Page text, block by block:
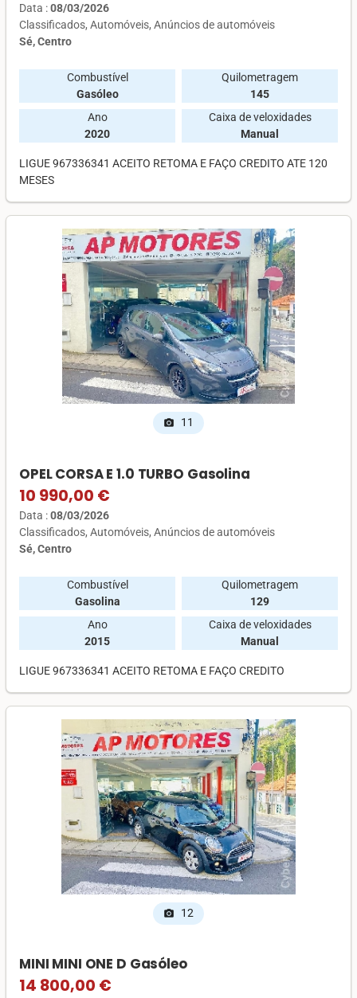
Data :08/03/2026
Classificados Automóveis Anúncios de automóveis
Sé, Centro
Combustível
Gasóleo
Quilometragem
145
Ano
2020
Caixa de veloxidades
Manual
LIGUE 967336341 ACEITO RETOMA E FAÇO CREDITO ATE 120
MESES
photo_camera 11
OPEL CORSA E 1.0 TURBO Gasolina
10 990,00 €
Data :08/03/2026
Classificados Automóveis Anúncios de automóveis
Sé, Centro
Combustível
Gasolina
Quilometragem
129
Ano
2015
Caixa de veloxidades
Manual
LIGUE 967336341 ACEITO RETOMA E FAÇO CREDITO
photo_camera 12
MINI MINI ONE D Gasóleo
14 800,00 €